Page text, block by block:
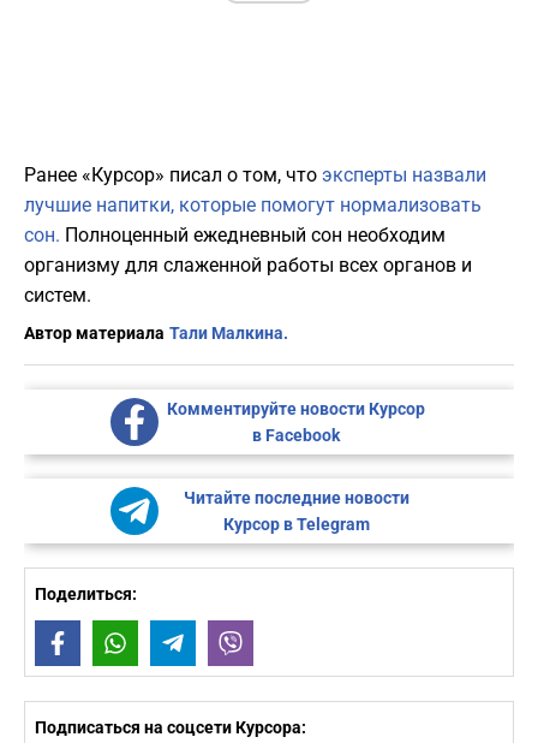
Ранее «Курсор» писал о том, что эксперты назвали
лучшие напитки, которые помогут нормализовать
сон. Полноценный ежедневный сон необходим
организму для слаженной работы всех органов и
систем.
Автор материала Тали Малкина.
Комментируйте новости Курсор
в Facebook
Читайте последние новости
Курсор в Telegram
Поделиться:
FacebookWhatsAppTelegram
Подписаться на соцсети Курсора: